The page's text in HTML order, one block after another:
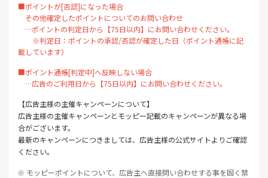
■ポイントが[否認]になった場合
その他確定したポイントについてのお問い合わせ
…ポイントの判定日から【75日以内】にお問い合わせください。
※判定日：ポイントの承認/否認が確定した日（ポイント通帳に記
載しています）
■ポイント通帳[判定中]へ反映しない場合
…広告のご利用日から【75日以内】にお問い合わせください。
【広告主様の主催キャンペーンについて】
広告主様の主催キャンペーンとモッピー記載のキャンペーンが異なる場
合がございます。
最新のキャンペーンにつきましては、広告主様の公式サイトよりご確認
ください。
※ モッピーポイントについて、広告主へ直接問い合わせする事を固く禁